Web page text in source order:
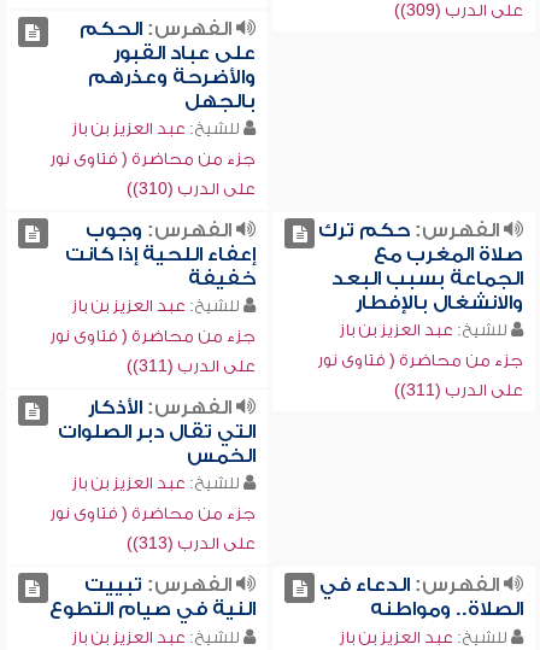
على الدرب (309))
الفهرس:الحكم
على عباد القبور
والأضرحة وعذرهم
بالجهل
للشيخ: عبد العزيز بن باز
جزء من محاضرة ( فتاوى نور
على الدرب (310))
الفهرس:حكم ترك
صلاة المغرب مع
الجماعة بسبب البعد
والانشغال بالإفطار
للشيخ: عبد العزيز بن باز
جزء من محاضرة ( فتاوى نور
على الدرب (311))
الفهرس: وجوب
إعفاء اللحية إذا كانت
خفيفة
للشيخ: عبد العزيز بن باز
جزء من محاضرة ( فتاوى نور
على الدرب (311))
الفهرس:الأذكار
التي تقال دبر الصلوات
الخمس
للشيخ: عبد العزيز بن باز
جزء من محاضرة ( فتاوى نور
على الدرب (313))
الفهرس:الدعاء في
الصلاة.. ومواطنه
للشيخ: عبد العزيز بن باز
الفهرس: تبييت
النية في صيام التطوع
للشيخ: عبد العزيز بن باز